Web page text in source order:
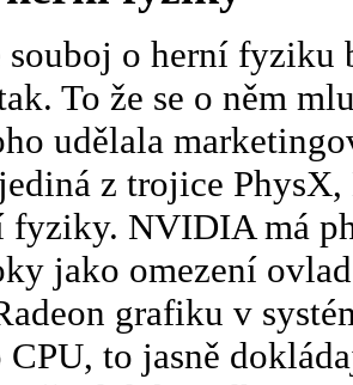
souboj o herní
To že se o něm
udělala
z trojice
NVIDIA má
jako omezení
grafiku v
to jasně